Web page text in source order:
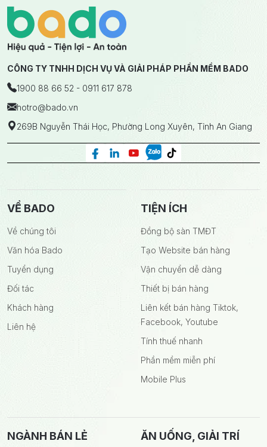
CÔNG TY TNHH DỊCH VỤ VÀ GIẢI PHÁP PHẦN MỀM BADO
1900 88 66 52 - 0911 617 878
hotro@bado.vn
269B Nguyễn Thái Học, Phường Long Xuyên, Tỉnh An Giang
VỀ BADO
Về chúng tôi
Văn hóa Bado
Tuyển dụng
Đối tác
Khách hàng
Liên hệ
TIỆN ÍCH
Đồng bộ sàn TMĐT
Tạo Website bán hàng
Vận chuyển dễ dàng
Thiết bị bán hàng
Liên kết bán hàng Tiktok,
Facebook, Youtube
Tính thuế nhanh
Phần mềm miễn phí
Mobile Plus
NGÀNH BÁN LẺ ĂN UỐNG, GIẢI TRÍ